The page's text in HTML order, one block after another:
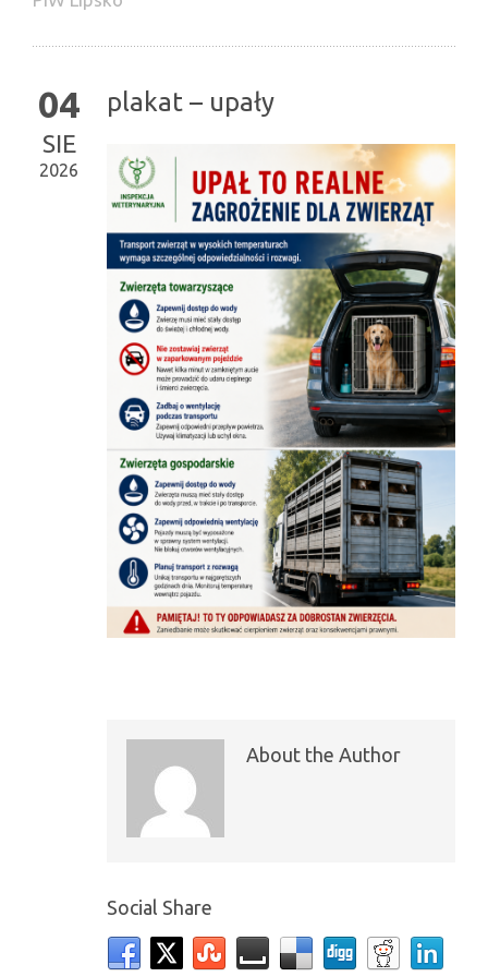
04
SIE
2026
plakat – upały
About the Author
Social Share